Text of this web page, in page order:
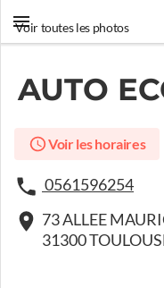
Voir toutes les photos
AUTO
Voir les horaires
0561596254
73 ALLEE
31300